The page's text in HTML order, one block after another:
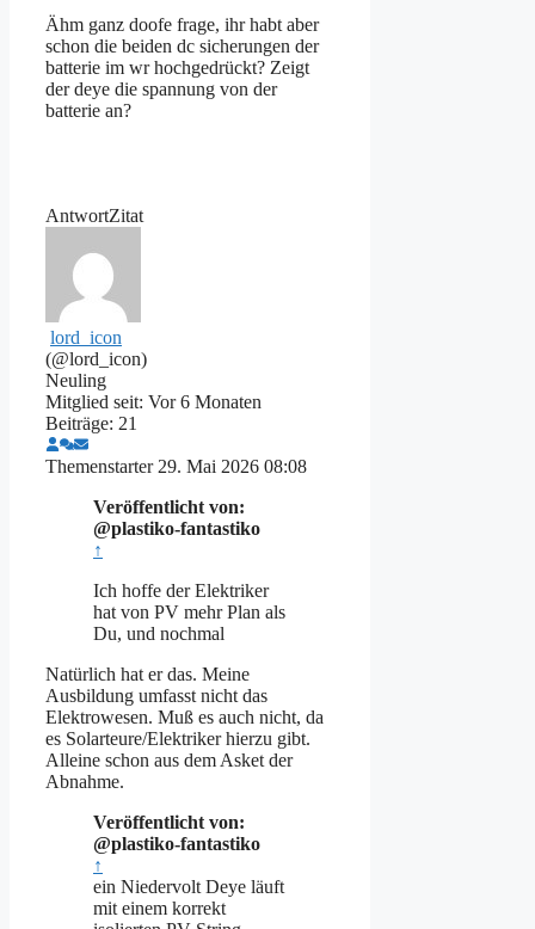
Ähm ganz doofe frage, ihr habt aber
schon die beiden dc sicherungen der
batterie im wr hochgedrückt? Zeigt
der deye die spannung von der
batterie an?
AntwortZitat
lord_icon
(@lord_icon)
Neuling
Mitglied seit: Vor 6 Monaten
Beiträge: 21
Themenstarter 29. Mai 2026 08:08
Veröffentlicht von:
@plastiko-fantastiko
↑
Ich hoffe der Elektriker
hat von PV mehr Plan als
Du, und nochmal
Natürlich hat er das. Meine
Ausbildung umfasst nicht das
Elektrowesen. Muß es auch nicht, da
es Solarteure/Elektriker hierzu gibt.
Alleine schon aus dem Asket der
Abnahme.
Veröffentlicht von:
@plastiko-fantastiko
↑
ein Niedervolt Deye läuft
mit einem korrekt